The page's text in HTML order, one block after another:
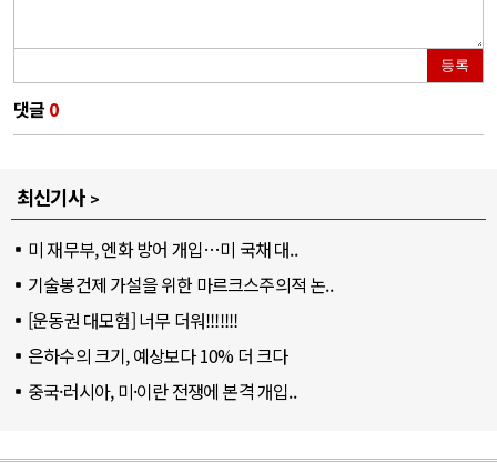
등록
댓글 0
최신기사
미 재무부, 엔화 방어 개입…미 국채 대..
기술봉건제 가설을 위한 마르크스주의적 논..
[운동권 대모험] 너무 더워!!!!!!!
은하수의 크기, 예상보다 10% 더 크다
중국·러시아, 미·이란 전쟁에 본격 개입..